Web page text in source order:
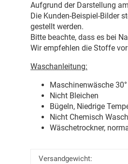
Aufgrund der Darstellung
Die Kunden-Beispiel-Bilder
gestellt werden.
Bitte beachte, dass es bei
Wir empfehlen die Stoffe
Waschanleitung:
Maschinenwäsche 30°
Nicht Bleichen
Bügeln, Niedrige
Nicht Chemisch
Wäschetrockner,
Versandgewicht: